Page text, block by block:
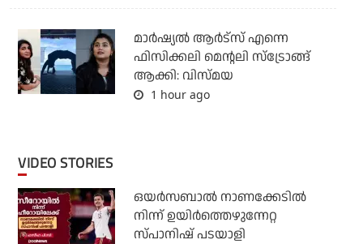
മാർഷ്യൽ ആർട്സ് എന്നെ
ഫിസിക്കലി മെന്റലി സ്ട്രോങ്ങ്
ആക്കി: വിസ്മയ
1 hour ago
VIDEO STORIES
ഒയര്‍സബാൽ നാണക്കേടിൽ
നിന്ന് ഉയിർത്തെഴുന്നേറ്റ
സ്പാനിഷ് പടയാളി